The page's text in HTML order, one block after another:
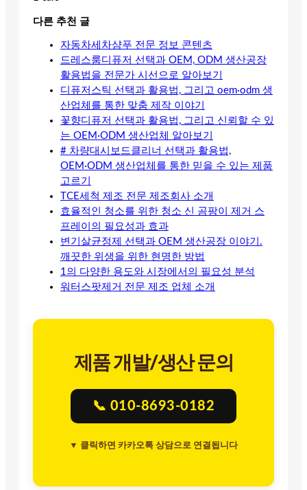
다른 추천 글
자동차세차샴푸 전문 정보 콘텐츠
드레스룸디퓨저 선택과 OEM, ODM 생산공장
활용법을 전문가 시선으로 알아보기
디퓨저스틱 선택과 활용법, 그리고 oem·odm 생
산업체를 통한 맞춤 제작 이야기
꽃향디퓨저 선택과 활용법, 그리고 신뢰할 수 있
는 OEM·ODM 생산업체 알아보기
# 차량대시보드클리너 선택과 활용법,
OEM·ODM 생산업체를 통한 믿을 수 있는 제품
고르기
TCE세척 제조 전문 제조회사 소개
효율적인 청소를 위한 청소 신 곰팡이 제거 스
프레이의 필요성과 효과
변기살균정제 선택과 OEM 생산공장 이야기.
깨끗한 위생을 위한 현명한 방법
1의 다양한 용도와 시장에서의 필요성 분석
워터스팟제거 전문 제조 업체 소개
제품 개발/생산 문의
📞 010-8693-0182
▼ 클릭하면 카카오톡 상담으로 연결됩니다